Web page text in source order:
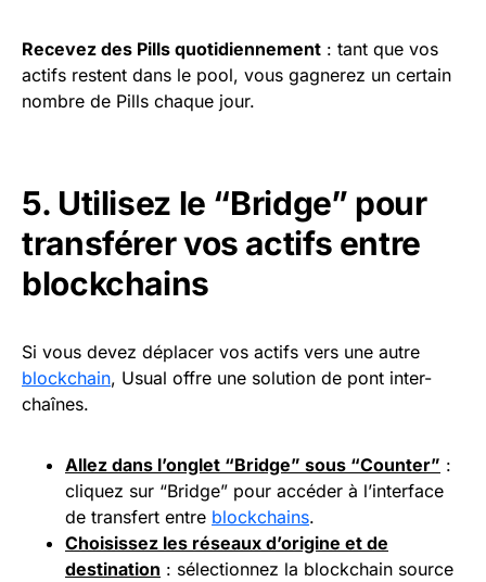
Recevez des Pills quotidiennement : tant que vos
actifs restent dans le pool, vous gagnerez un certain
nombre de Pills chaque jour.
5. Utilisez le “Bridge” pour
transférer vos actifs entre
blockchains
Si vous devez déplacer vos actifs vers une autre
blockchain, Usual offre une solution de pont inter-
chaînes.
Allez dans l’onglet “Bridge” sous “Counter” :
cliquez sur “Bridge” pour accéder à l’interface
de transfert entre blockchains.
Choisissez les réseaux d’origine et de
destination : sélectionnez la blockchain source